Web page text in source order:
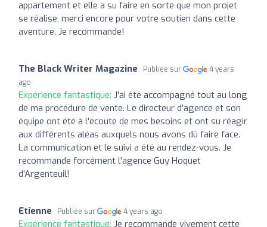
appartement et elle a su faire en sorte que mon projet
se réalise, merci encore pour votre soutien dans cette
aventure. Je recommande!
The Black Writer Magazine Publiée sur
4 years
ago
Expérience fantastique: J'ai été accompagné tout au long
de ma procédure de vente. Le directeur d'agence et son
équipe ont été à l'écoute de mes besoins et ont su réagir
aux différents aléas auxquels nous avons dû faire face.
La communication et le suivi a été au rendez-vous. Je
recommande forcément l'agence Guy Hoquet
d'Argenteuil!
Etienne Publiée sur 4 years ago
Expérience fantastique: Je recommande vivement cette